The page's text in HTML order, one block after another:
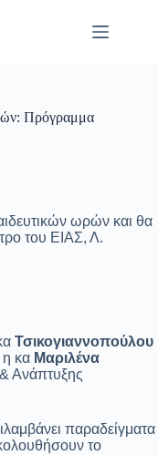
Πρόγραμμα
ωρών και θα
του ΕΙΑΣ, Λ.
Τσικογιαννοπούλου
η κα Μαριλένα
Ανάπτυξης
παραδείγματα
το